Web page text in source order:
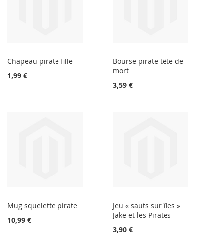
Chapeau pirate fille
1,99 €
Bourse pirate tête de
mort
3,59 €
Mug squelette pirate
10,99 €
Jeu « sauts sur îles »
Jake et les Pirates
3,90 €